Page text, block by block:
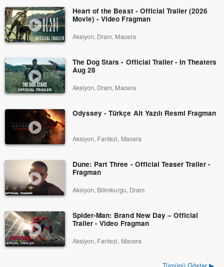
Heart of the Beast - Official Trailer (2026
Movie) - Video Fragman
Aksiyon, Dram, Macera
The Dog Stars - Official Trailer - In Theaters
Aug 28
Aksiyon, Dram, Macera
Odyssey - Türkçe Alt Yazılı Resmi Fragman
Aksiyon, Fantezi, Macera
Dune: Part Three - Official Teaser Trailer -
Fragman
Aksiyon, Bilimkurgu, Dram
Spider-Man: Brand New Day – Official
Trailer - Video Fragman
Aksiyon, Fantezi, Macera